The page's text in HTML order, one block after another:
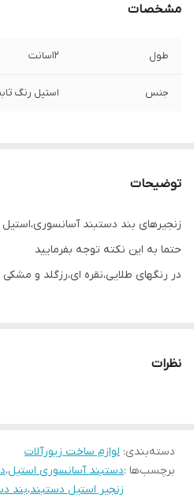
مشخصات
طول ۱۲سانت
جنس استیل رنگ
توضیحات
زنجیرهای بند دستبند
حتما به این نکته توجه بفرمایید
در رنگهای طلایی،نقره ای،رزگلد و
نظرات
دسته‌بندی: لوازم ساخت زیورآلات
برچسب‌ها :دستبند آسانسوری استیل،
زنجیر استیل دستبند،بند